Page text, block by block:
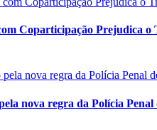
Coparticipação Prejudica
nova regra da Polícia Penal